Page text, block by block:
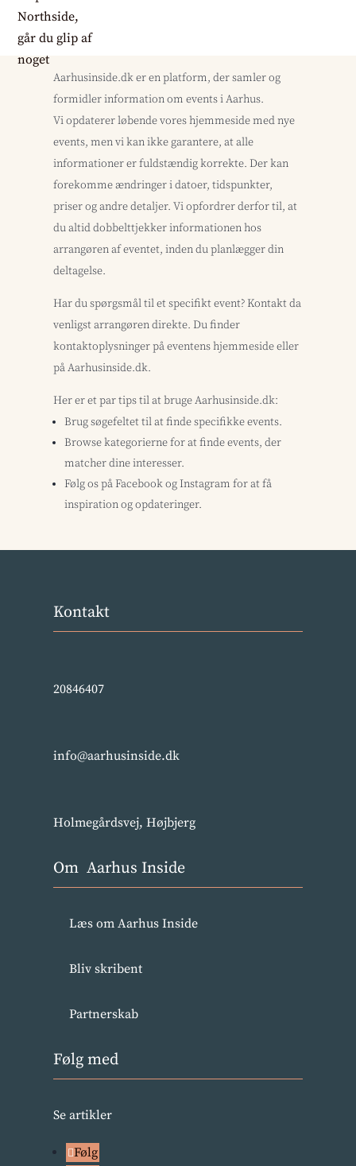
Aarhusinside.dk er en platform, der samler og
formidler information om events i Aarhus.
Vi opdaterer løbende vores hjemmeside med nye
events, men vi kan ikke garantere, at alle
informationer er fuldstændig korrekte. Der kan
forekomme ændringer i datoer, tidspunkter,
priser og andre detaljer. Vi opfordrer derfor til, at
du altid dobbelttjekker informationen hos
arrangøren af eventet, inden du planlægger din
deltagelse.
Har du spørgsmål til et specifikt event? Kontakt da
venligst arrangøren direkte. Du finder
kontaktoplysninger på eventens hjemmeside eller
på Aarhusinside.dk.
Her er et par tips til at bruge Aarhusinside.dk:
Brug søgefeltet til at finde specifikke events.
Browse kategorierne for at finde events, der
matcher dine interesser.
Følg os på Facebook og Instagram for at få
inspiration og opdateringer.
Kontakt
20846407
info@aarhusinside.dk
Holmegårdsvej, Højbjerg
Om Aarhus Inside
Læs om Aarhus Inside
Bliv skribent
Partnerskab
Følg med
Se artikler
Følg